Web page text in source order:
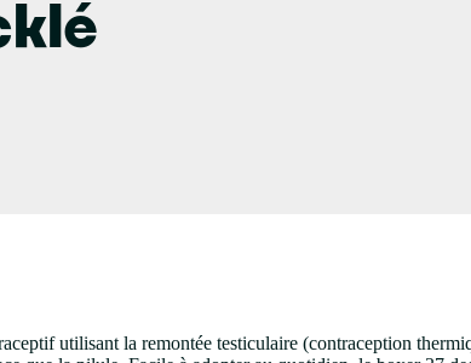
utilisant la remontée testiculaire (contraception